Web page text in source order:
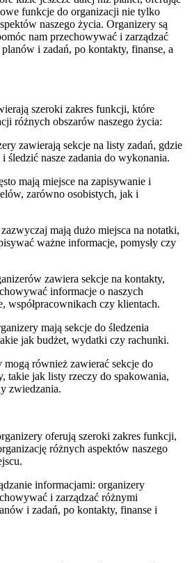
funkcje do organizacji nie tylko
naszego życia. Organizery są
nam przechowywać i zarządzać
i zadań, po kontakty, finanse, a
szeroki zakres funkcji, które
różnych obszarów naszego życia:
zawierają sekcje na listy zadań, gdzie
śledzić nasze zadania do wykonania.
mają miejsce na zapisywanie i
zarówno osobistych, jak i
mają dużo miejsca na notatki,
ważne informacje, pomysły czy
zawiera sekcje na kontakty,
informacje o naszych
współpracownikach czy klientach.
mają sekcje do śledzenia
jak budżet, wydatki czy rachunki.
mogą również zawierać sekcje do
takie jak listy rzeczy do spakowania,
zwiedzania.
oferują szeroki zakres funkcji,
różnych aspektów naszego
informacjami: organizery
i zarządzać różnymi
i zadań, po kontakty, finanse i